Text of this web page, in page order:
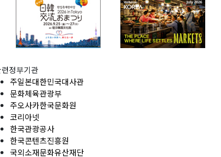
정부기관
주일본대한민국대사관
문화체육관광부
주오사카한국문화원
코리아넷
한국관광공사
한국콘텐츠진흥원
국외소재문화유산재단